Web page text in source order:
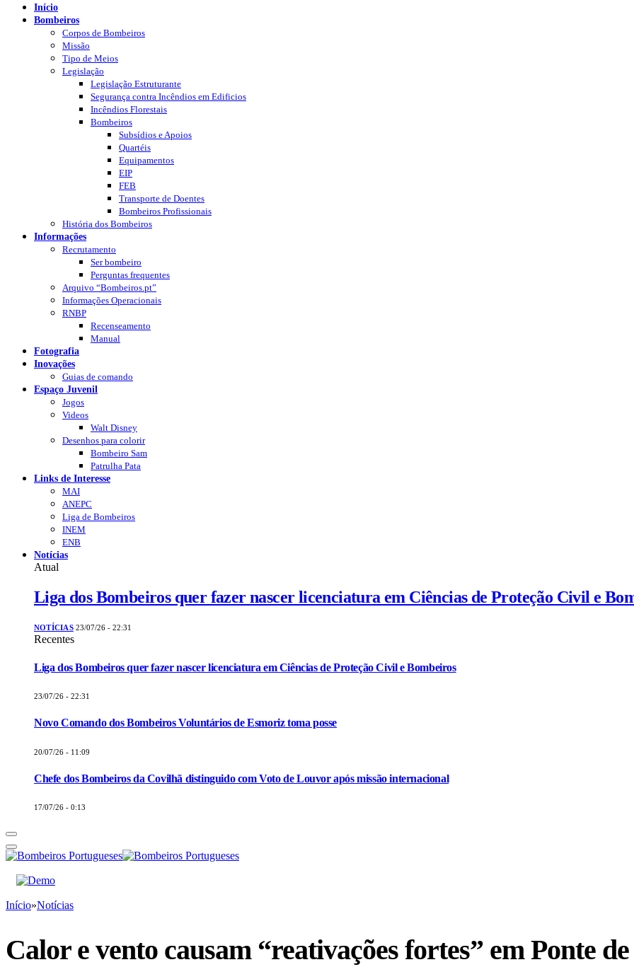
Início
Bombeiros
Corpos de Bombeiros
Missão
Tipo de Meios
Legislação
Legislação Estruturante
Segurança contra Incêndios em Edificios
Incêndios Florestais
Bombeiros
Subsídios e Apoios
Quartéis
Equipamentos
EIP
FEB
Transporte de Doentes
Bombeiros Profissionais
História dos Bombeiros
Informações
Recrutamento
Ser bombeiro
Perguntas frequentes
Arquivo “Bombeiros.pt”
Informações Operacionais
RNBP
Recenseamento
Manual
Fotografia
Inovações
Guias de comando
Espaço Juvenil
Jogos
Videos
Walt Disney
Desenhos para colorir
Bombeiro Sam
Patrulha Pata
Links de Interesse
MAI
ANEPC
Liga de Bombeiros
INEM
ENB
Notícias
Atual
Liga dos Bombeiros quer fazer nascer licenciatura em Ciências de Proteção Civil e
NOTÍCIAS 23/07/26 - 22:31
Recentes
Liga dos Bombeiros quer fazer nascer licenciatura em Ciências de Proteção Civil e Bombeiros
23/07/26 - 22:31
Novo Comando dos Bombeiros Voluntários de Esmoriz toma posse
20/07/26 - 11:09
Chefe dos Bombeiros da Covilhã distinguido com Voto de Louvor após missão internacional
17/07/26 - 0:13
Início»Notícias
Calor e vento causam “reativações fortes” em Ponte